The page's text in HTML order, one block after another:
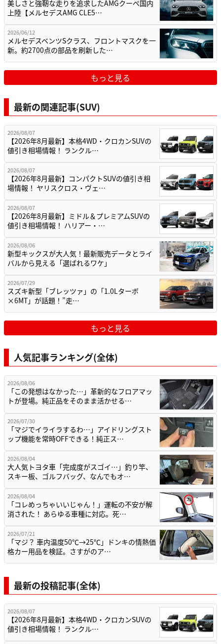
美しさと強靭な走りを追求したAMGクーペ国内
上陸【メルセデスAMG CLE5…
2026/06/12
メルセデスベンツSクラス、フロントマスクを一
新。約2700点の部品を刷新した…
もっと見る
最新の関連記事(SUV)
2026/08/07
【2026年8月最新】本格4WD・クロカンSUVの
値引き相場情報！ ランクル…
2026/08/07
【2026年8月最新】コンパクトSUVの値引き相
場情報！ ヤリスクロス・ヴェ…
2026/08/07
【2026年8月最新】ミドル＆プレミアムSUVの
値引き相場情報！ ハリアー・…
2026/08/06
新型キックスが大人気！最新販売データとライ
バルから見える「選ばれるワケ」
2026/07/29
スズキ新型「ブレッツァ」の「1.0Lターボ
×6MT」が話題！”走…
もっと見る
人気記事ランキング(全体)
2026/08/06
「この発想はなかった…」革新的なフロアマッ
トが登場。純正品をそのまま活かせる…
2026/07/30
「マジでイライラするわ…」アイドリングスト
ップ機能を常時OFFできる！純正ス…
2026/08/04
大人気トヨタ車「完成度がスゴイ…」釣り竿、
スキー板、ゴルフバッグ、なんでもオ…
2026/08/04
「コレめっちゃいいじゃん！」運転の不安が解
消された！ あらゆる車種に対応。死…
2026/07/21
「マジ？ 車内温度50℃→25℃」ドンキの情熱価
格カー用品を検証。さすがのア…
最新の投稿記事(全体)
2026/08/07
【2026年8月最新】本格4WD・クロカンSUVの
値引き相場情報！ ランクル…